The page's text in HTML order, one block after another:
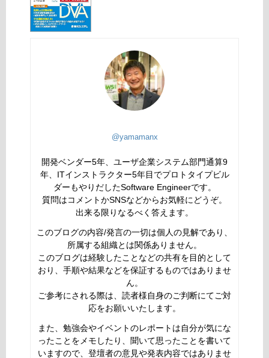
@yamamanx
開発ベンダー5年、ユーザ企業システム部門通算9
年、ITインストラクター5年目でプロトタイプビル
ダーもやりだしたSoftware Engineerです。
質問はコメントかSNSなどからお気軽にどうぞ。
出来る限りなるべく答えます。
このブログの内容/発言の一切は個人の見解であり、
所属する組織とは関係ありません。
このブログは経験したことなどの共有を目的として
おり、手順や結果などを保証するものではありませ
ん。
ご参考にされる際は、読者様自身のご判断にてご対
応をお願いいたします。
また、勉強会やイベントのレポートは自分が気にな
ったことをメモしたり、聞いて思ったことを書いて
いますので、登壇者の意見や発表内容ではありませ